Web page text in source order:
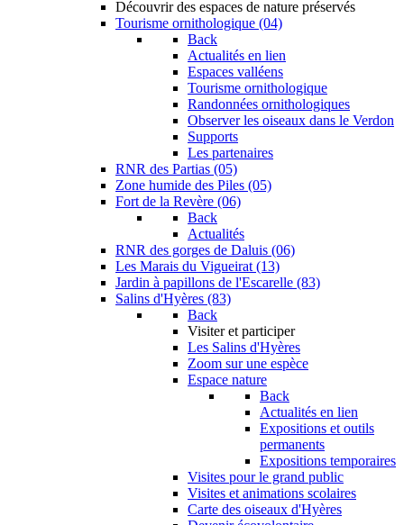
Découvrir des espaces de nature préservés
Tourisme ornithologique (04)
Back
Actualités en lien
Espaces valléens
Tourisme ornithologique
Randonnées ornithologiques
Observer les oiseaux dans le Verdon
Supports
Les partenaires
RNR des Partias (05)
Zone humide des Piles (05)
Fort de la Revère (06)
Back
Actualités
RNR des gorges de Daluis (06)
Les Marais du Vigueirat (13)
Jardin à papillons de l'Escarelle (83)
Salins d'Hyères (83)
Back
Visiter et participer
Les Salins d'Hyères
Zoom sur une espèce
Espace nature
Back
Actualités en lien
Expositions et outils
permanents
Expositions temporaires
Visites pour le grand public
Visites et animations scolaires
Carte des oiseaux d'Hyères